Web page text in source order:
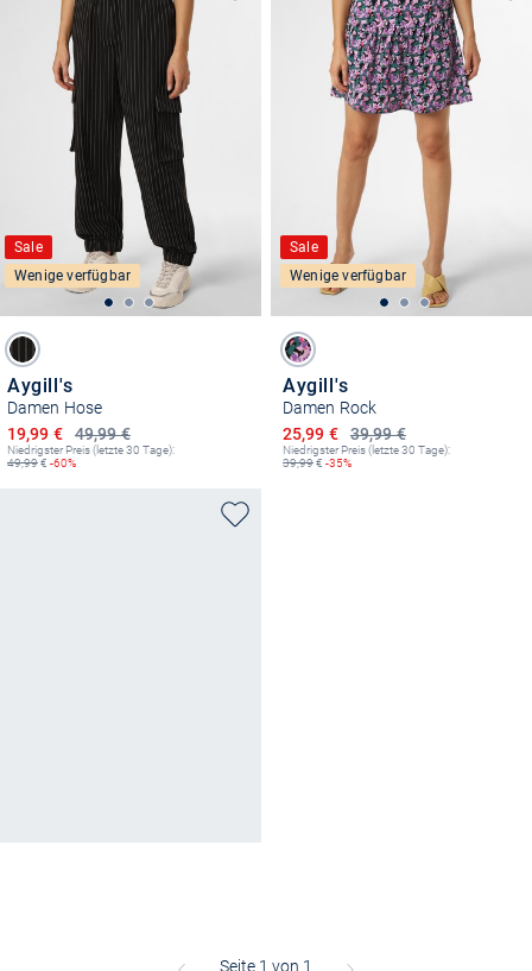
Sale
Wenige verfügbar
Aygill's
Damen Hose
49,99 €
Ermäßigter Preis
19,99 €
Niedrigster Preis (letzte 30 Tage):
49,99€ -60%
Sale
Wenige verfügbar
Aygill's
Damen Rock
39,99 €
Ermäßigter Preis
25,99 €
Niedrigster Preis (letzte 30 Tage):
39,99€ -35%